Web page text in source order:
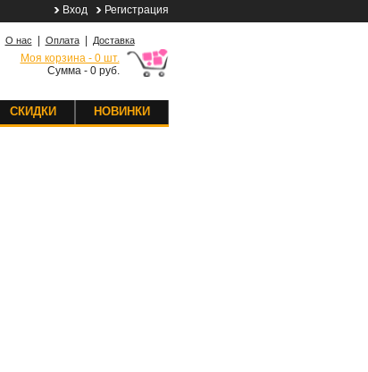
Вход Регистрация
О нас Оплата| Доставка
Моя корзина - 0 шт.
Сумма - 0 руб.
НОВИНКИ
СКИДКИ